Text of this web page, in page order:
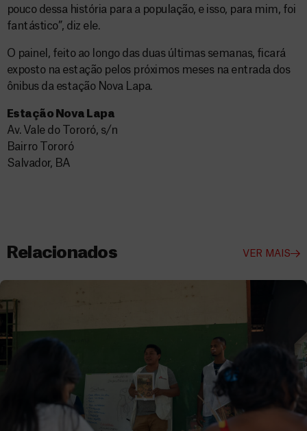
pouco dessa história para a população, e isso, para mim, foi
fantástico”, diz ele.
O painel, feito ao longo das duas últimas semanas, ficará
exposto na estação pelos próximos meses na entrada dos
ônibus da estação Nova Lapa.
Estação Nova Lapa
Av. Vale do Tororó, s/n
Bairro Tororó
Salvador, BA
Relacionados VER MAIS